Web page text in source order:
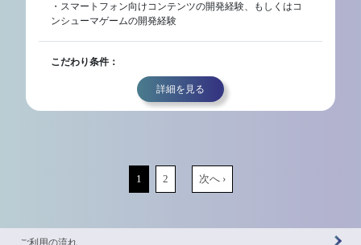
・スマートフォン向けコンテンツの開発経験、もしくはコ
ンシューマゲームの開発経験
こだわり条件：
詳細を見る
1 2 次へ ›
ご利用の流れ